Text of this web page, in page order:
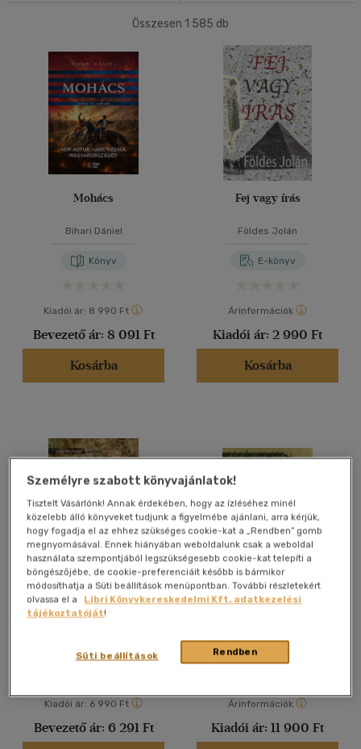
500 Ft alatt(3)
500 Ft - 2500 Ft
2500 Ft - 4500 Ft
4500 Ft felett(619)
Korosztály szerint
Ifjúsági(9)
14 - 18 év
Magyar(1505)
Angol(21)
Japán(2)
Latin(4)
Lengyel(1)
Macedon(1)
több nyelv megjelenítése
Vélemény szerint
(26)
(8)
Összesen 1 585 db
Mohács
Bihari Dániel
Könyv
Kiadói ár: 8 990 Ft
Bevezető ár: 8 091 Ft
Kosárba
Fej vagy írás
Földes Jolán
E-könyv
Árinformációk
Kiadói ár: 2 990 Ft
Kosárba
A Horthy-korszak sikeres
revíziós politikája 1920 -
1941 I.kötet
Könyv
Kiadói ár: 6 990 Ft
Bevezető ár: 6 291 Ft
A nemzeti emlékezet
változó formái
Árinformációk
Kiadói ár: 11 900 Ft
Személyre szabott könyvajánlatok!
Tisztelt Vásárlónk! Annak érdekében, hogy az ízléséhez minél
közelebb álló könyveket tudjunk a figyelmébe ajánlani, arra kérjük,
hogy fogadja el az ehhez szükséges cookie-kat a „Rendben” gomb
megnyomásával. Ennek hiányában weboldalunk csak a weboldal
használata szempontjából legszükségesebb cookie-kat telepíti a
böngészőjébe, de cookie-preferenciáit később is bármikor
módosíthatja a Süti beállítások menüpontban. További részletekért
olvassa el a
Libri Könyvkereskedelmi Kft. adatkezelési
tájékoztatóját!
Rendben
Süti beállítások